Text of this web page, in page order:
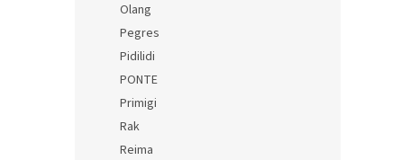
Olang
Pegres
Pidilidi
PONTE
Primigi
Rak
Reima